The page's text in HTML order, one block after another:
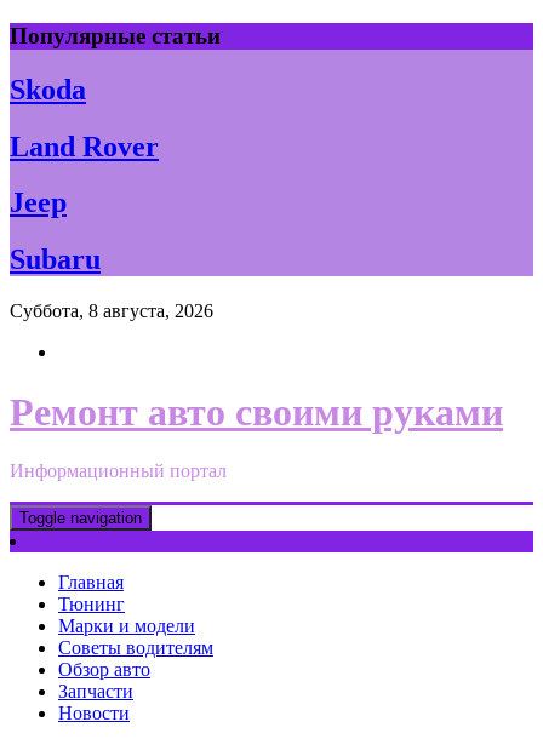
Skip
to
content
Популярные статьи
Skoda
Land Rover
Jeep
Subaru
Суббота, 8 августа, 2026
Ремонт авто своими руками
Информационный портал
Toggle navigation
Главная
Тюнинг
Марки и модели
Советы водителям
Обзор авто
Запчасти
Новости